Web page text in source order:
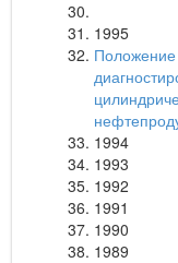
1995
Положение
1994
1993
1992
1991
1990
1989